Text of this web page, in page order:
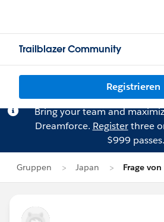
Trailblazer Community
Registrieren
Bring your team and
Dreamforce. Registerthree
$999 passes.
Gruppen Japan Frage